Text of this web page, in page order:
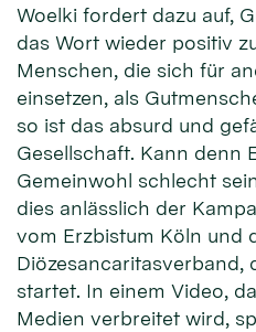
Woelki fordert dazu auf,
das Wort wieder positiv
Menschen, die sich für
einsetzen, als
so ist das absurd und
Gesellschaft. Kann denn
Gemeinwohl schlecht
dies anlässlich der
vom Erzbistum Köln und
Diözesancaritasverband,
startet. In einem Video,
Medien verbreitet wird,